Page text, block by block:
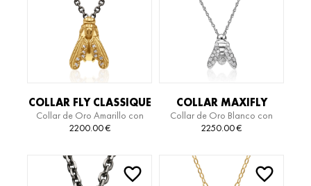
COLLAR FLY CLASSIQUE
TITANIUM
Collar de Oro Amarillo con
Diamantes y Titanio
2200.00€
COLLAR MAXIFLY
ESSENTIAL
Collar de Oro Blanco con
Diamantes
2250.00€